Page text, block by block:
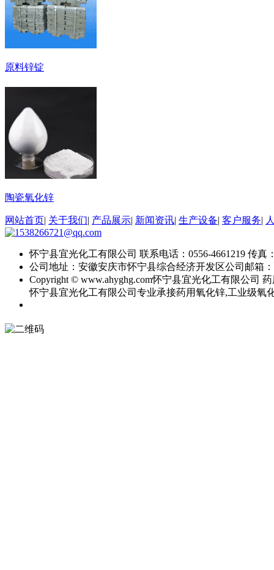
原料锌锭
陶瓷氧化锌
网站首页 关于我们 产品展示 新闻资讯 生产设备 客户服务
怀宁县宜光化工有限公司 联系电话：0556-4661219 传真
公司地址：安徽安庆市怀宁县综合经济开发区公司邮箱：
Copyright © www.ahyghg.com怀宁县宜光化工有限公司 药
怀宁县宜光化工有限公司专业承接药用氧化锌,工业级氧